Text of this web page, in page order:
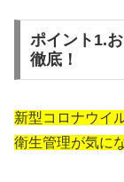
ポイント1.
徹底！
新型コロナウイ
衛生管理が気に